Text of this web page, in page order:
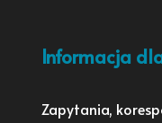
Informacja
Zapytania,